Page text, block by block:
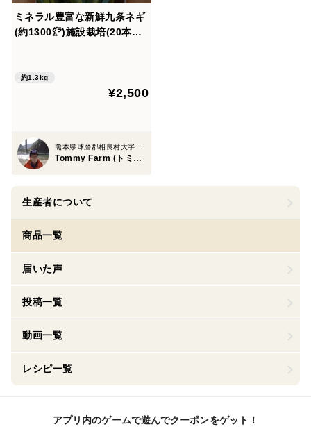
ミネラル豊富な新鮮九条ネギ
(約1300㌘)施設栽培(20本以
約1.3kg
¥2,500
Tommy Farm (トミーファーム)
生産者について
商品一覧
届いた声
投稿一覧
動画一覧
レシピ一覧
アプリ内のゲームで遊んでクーポンをゲット！